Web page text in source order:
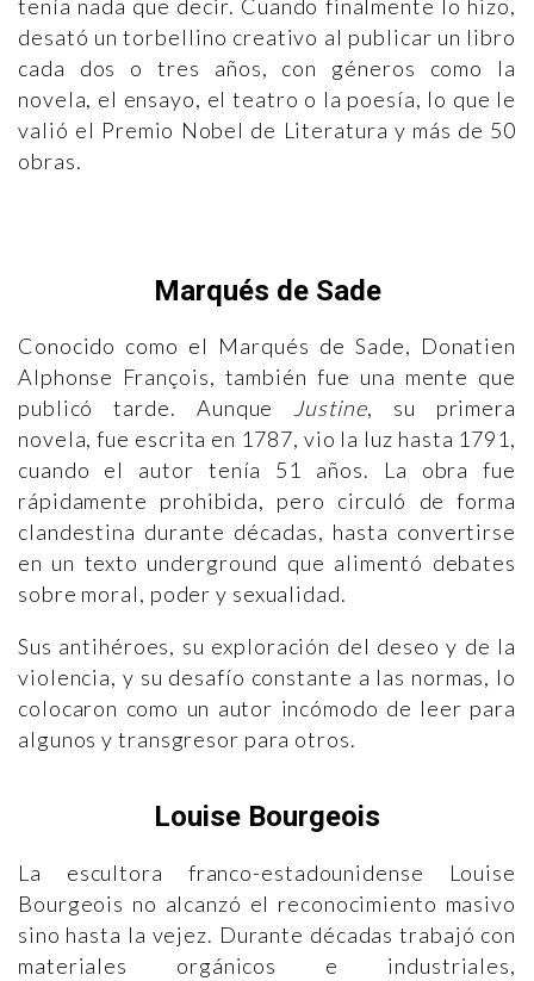
tenía nada que decir. Cuando finalmente lo hizo,
desató un torbellino creativo al publicar un libro
cada dos o tres años, con géneros como la
novela, el ensayo, el teatro o la poesía, lo que le
valió el Premio Nobel de Literatura y más de 50
obras.
Marqués de Sade
Conocido como el Marqués de Sade, Donatien
Alphonse François, también fue una mente que
publicó tarde. Aunque Justine, su primera
novela, fue escrita en 1787, vio la luz hasta 1791,
cuando el autor tenía 51 años. La obra fue
rápidamente prohibida, pero circuló de forma
clandestina durante décadas, hasta convertirse
en un texto underground que alimentó debates
sobre moral, poder y sexualidad.
Sus antihéroes, su exploración del deseo y de la
violencia, y su desafío constante a las normas, lo
colocaron como un autor incómodo de leer para
algunos y transgresor para otros.
Louise Bourgeois
La escultora franco-estadounidense Louise
Bourgeois no alcanzó el reconocimiento masivo
sino hasta la vejez. Durante décadas trabajó con
materiales orgánicos e industriales,